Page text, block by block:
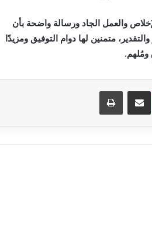
والعمل الجاد ورسالة واضحة بأن
متمنين لها دوام التوفيق ومزيدًا
ومُلهم.
مشاركة عبر البريد طباعة